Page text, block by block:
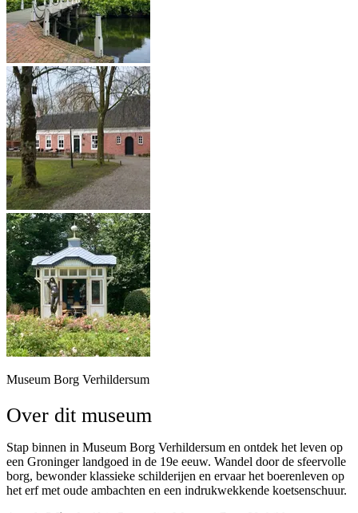
Museum Borg Verhildersum
Over dit museum
Stap binnen in Museum Borg Verhildersum en ontdek het leven op
een Groninger landgoed in de 19e eeuw. Wandel door de sfeervolle
borg, bewonder klassieke schilderijen en ervaar het boerenleven op
het erf met oude ambachten en een indrukwekkende koetsenschuur.